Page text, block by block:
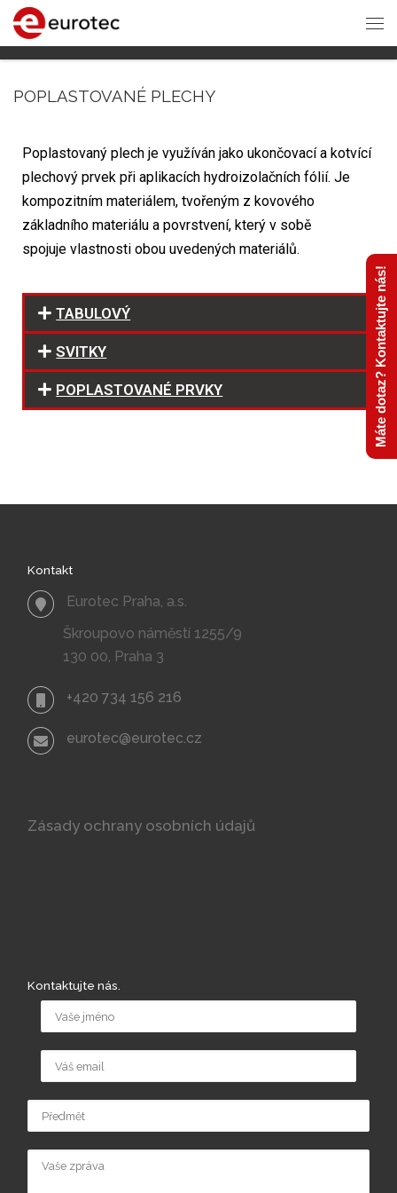
POPLASTOVANÉ PLECHY
Poplastovaný plech je využíván jako ukončovací a kotvící
plechový prvek při aplikacích hydroizolačních fólií. Je
kompozitním materiálem, tvořeným z kovového
základního materiálu a povrstvení, který v sobě
spojuje vlastnosti obou uvedených materiálů.
TABULOVÝ
SVITKY
POPLASTOVANÉ PRVKY
Kontakt
Eurotec Praha, a.s.
Škroupovo náměstí 1255/9
130 00, Praha 3
+420 734 156 216
eurotec@eurotec.cz
Zásady ochrany osobních údajů
Kontaktujte nás.
Máte dotaz? Kontaktujte nás!